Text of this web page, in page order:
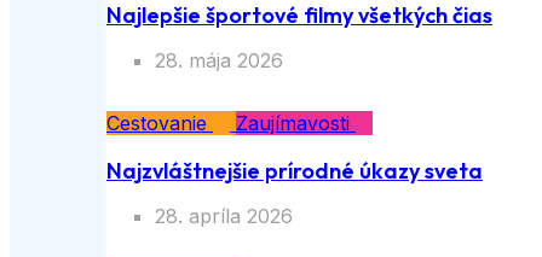
Najlepšie športové filmy všetkých čias
28. mája 2026
Cestovanie Zaujímavosti
Najzvláštnejšie prírodné úkazy sveta
28. apríla 2026